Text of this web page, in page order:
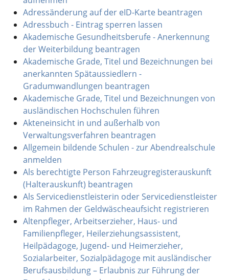
Adressänderung auf der eID-Karte beantragen
Adressbuch - Eintrag sperren lassen
Akademische Gesundheitsberufe - Anerkennung
der Weiterbildung beantragen
Akademische Grade, Titel und Bezeichnungen bei
anerkannten Spätaussiedlern -
Gradumwandlungen beantragen
Akademische Grade, Titel und Bezeichnungen von
ausländischen Hochschulen führen
Akteneinsicht in und außerhalb von
Verwaltungsverfahren beantragen
Allgemein bildende Schulen - zur Abendrealschule
anmelden
Als berechtigte Person Fahrzeugregisterauskunft
(Halterauskunft) beantragen
Als Servicedienstleisterin oder Servicedienstleister
im Rahmen der Geldwäscheaufsicht registrieren
Altenpfleger, Arbeitserzieher, Haus- und
Familienpfleger, Heilerziehungsassistent,
Heilpädagoge, Jugend- und Heimerzieher,
Sozialarbeiter, Sozialpädagoge mit ausländischer
Berufsausbildung – Erlaubnis zur Führung der